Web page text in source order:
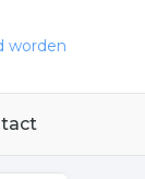
worden